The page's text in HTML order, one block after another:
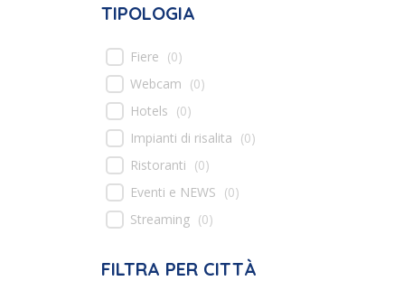
TIPOLOGIA
Fiere (0)
Webcam (0)
Hotels (0)
Impianti di risalita (0)
Ristoranti (0)
Eventi e NEWS (0)
Streaming (0)
FILTRA PER CITTÀ